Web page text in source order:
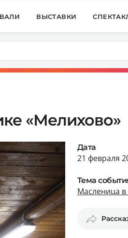
ВЫСТАВКИ
«Мелихово»
Дата
21 февраля
Тема
Масленица